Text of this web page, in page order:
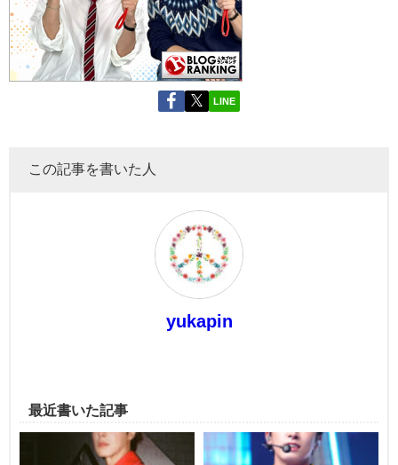
LINE
この記事を書いた人
yukapin
最近書いた記事